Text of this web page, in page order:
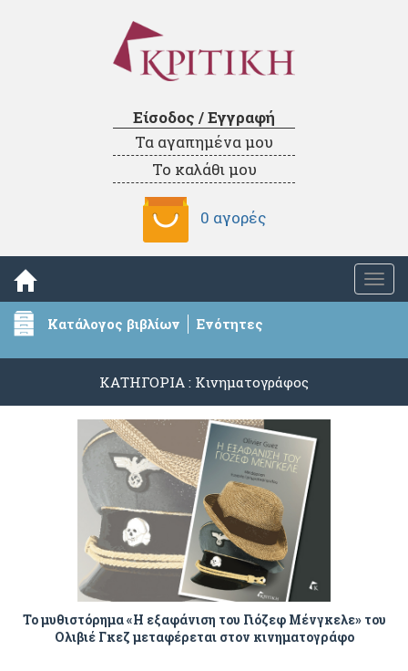
Είσοδος / Εγγραφή
Τα αγαπημένα μου
Το καλάθι μου
0 αγορές
Κατάλογος βιβλίων Ενότητες
ΚΑΤΗΓΟΡΙΑ : Κινηματογράφος
Το μυθιστόρημα «Η εξαφάνιση του Γιόζεφ Μένγκελε» του
Ολιβιέ Γκεζ μεταφέρεται στον κινηματογράφο